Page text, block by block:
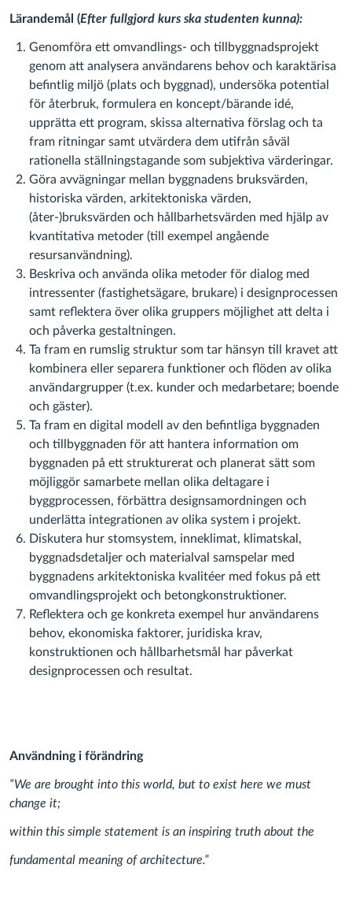
Lärandemål (Efter fullgjord kurs ska studenten kunna):
Genomföra ett omvandlings- och tillbyggnadsprojekt
genom att analysera användarens behov och karaktärisa
befintlig miljö (plats och byggnad), undersöka potential
för återbruk, formulera en koncept/bärande idé,
upprätta ett program, skissa alternativa förslag och ta
fram ritningar samt utvärdera dem utifrån såväl
rationella ställningstagande som subjektiva värderingar.
Göra avvägningar mellan byggnadens bruksvärden,
historiska värden, arkitektoniska värden,
(åter-)bruksvärden och hållbarhetsvärden med hjälp av
kvantitativa metoder (till exempel angående
resursanvändning).
Beskriva och använda olika metoder för dialog med
intressenter (fastighetsägare, brukare) i designprocessen
samt reflektera över olika gruppers möjlighet att delta i
och påverka gestaltningen.
Ta fram en rumslig struktur som tar hänsyn till kravet att
kombinera eller separera funktioner och flöden av olika
användargrupper (t.ex. kunder och medarbetare; boende
och gäster).
Ta fram en digital modell av den befintliga byggnaden
och tillbyggnaden för att hantera information om
byggnaden på ett strukturerat och planerat sätt som
möjliggör samarbete mellan olika deltagare i
byggprocessen, förbättra designsamordningen och
underlätta integrationen av olika system i projekt.
Diskutera hur stomsystem, inneklimat, klimatskal,
byggnadsdetaljer och materialval samspelar med
byggnadens arkitektoniska kvalitéer med fokus på ett
omvandlingsprojekt och betongkonstruktioner.
Reflektera och ge konkreta exempel hur användarens
behov, ekonomiska faktorer, juridiska krav,
konstruktionen och hållbarhetsmål har påverkat
designprocessen och resultat.
Användning i förändring
“We are brought into this world, but to exist here we must
change it;
within this simple statement is an inspiring truth about the
fundamental meaning of architecture.”